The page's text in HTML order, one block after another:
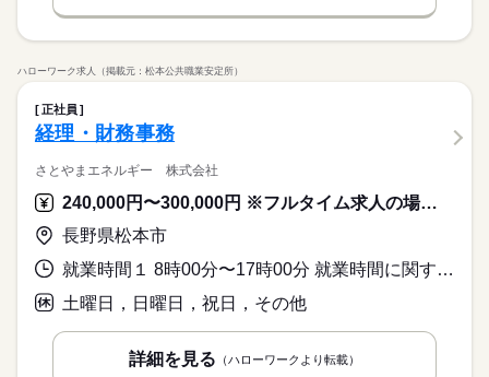
ハローワーク求人（掲載元：松本公共職業安定所）
正社員
経理・財務事務
さとやまエネルギー 株式会社
240,000円〜300,000円 ※フルタイム求人の場合は月額（換算額）、パート求人の場合は時間額を表示しています。
長野県松本市
就業時間１ 8時00分〜17時00分 就業時間に関する特記事項 短時間正社員制度あり。
土曜日，日曜日，祝日，その他
詳細を見る （ハローワークより転載）